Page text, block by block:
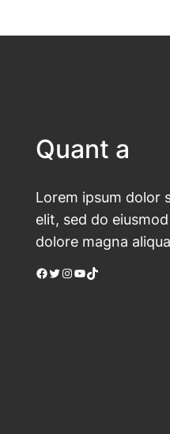
Quant a
Lorem ipsum dolor
elit, sed do
dolore magna
Facebook Twitter Instagram YouTube TikTok